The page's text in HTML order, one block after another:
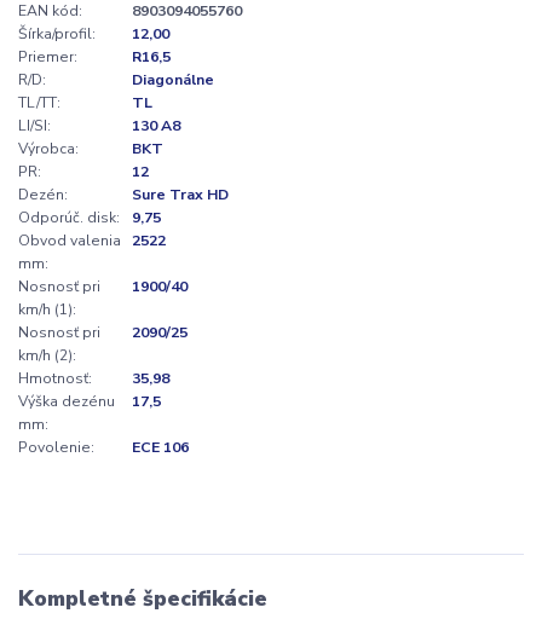
EAN kód:
8903094055760
Šírka/profil:
12,00
Priemer:
R16,5
R/D:
Diagonálne
TL/TT:
TL
LI/SI:
130 A8
Výrobca:
BKT
PR:
12
Dezén:
Sure Trax HD
Odporúč. disk:
9,75
Obvod valenia
mm:
2522
Nosnosť pri
km/h (1):
1900/40
Nosnosť pri
km/h (2):
2090/25
Hmotnosť:
35,98
Výška dezénu
mm:
17,5
Povolenie: ECE 106
Kompletné špecifikácie